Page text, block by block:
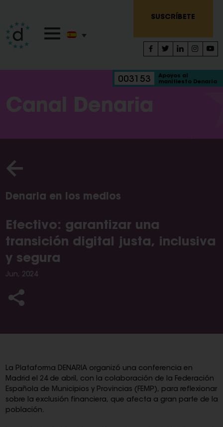
SUSCRÍBETE
003153
Apoyos al
manifiesto Denaria
Canal Denaria
Denaria en los medios
Efectivo: garantizar una
transición digital justa, inclusiva
y segura
Jun, 2024
La Plataforma DENARIA organizó una conferencia en
Madrid el 24 de abril, con la colaboración de la Federación
Española de Municipios y Provincias (FEMP), para reflexionar
sobre la exclusión financiera, que afecta a gran parte de la
población.